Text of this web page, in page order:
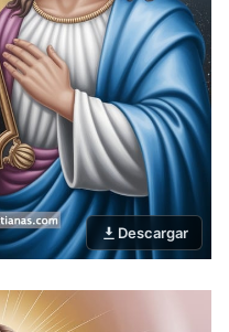
Descargar